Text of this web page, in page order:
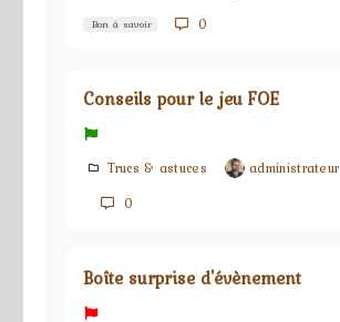
Bon à savoir 0
Conseils pour le jeu FOE
Trucs & astuces
administrateur
0
Boîte surprise d'évènement